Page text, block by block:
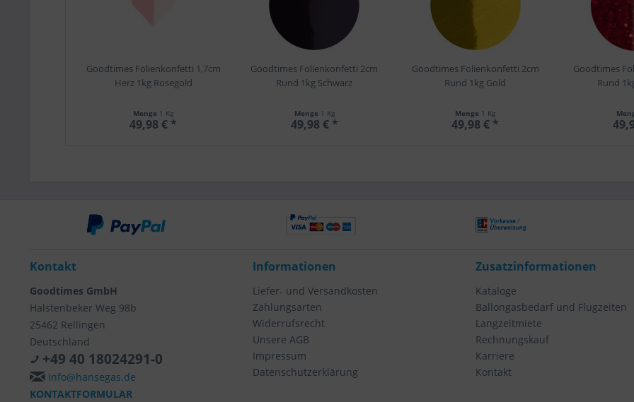
Goodtimes Folienkonfetti 1,7cm
Herz 1kg Rosegold
Menge 1 Kg
49,98 € *
Goodtimes Folienkonfetti 2cm
Rund 1kg Schwarz
Menge 1 Kg
49,98 € *
Goodtimes Folienkonfetti 2cm
Rund 1kg Gold
Menge 1 Kg
49,98 € *
Goodtimes
Rund
Kontakt
Goodtimes GmbH
Halstenbeker Weg 98b
25462 Rellingen
Deutschland
+49 40 18024291-0
info@hansegas.de
KONTAKTFORMULAR
Informationen
Liefer- und Versandkosten
Zahlungsarten
Widerrufsrecht
Unsere AGB
Impressum
Datenschutzerklärung
Zusatzinformationen
Kataloge
Ballongasbedarf und Flugzeiten
Langzeitmiete
Rechnungskauf
Karriere
Kontakt